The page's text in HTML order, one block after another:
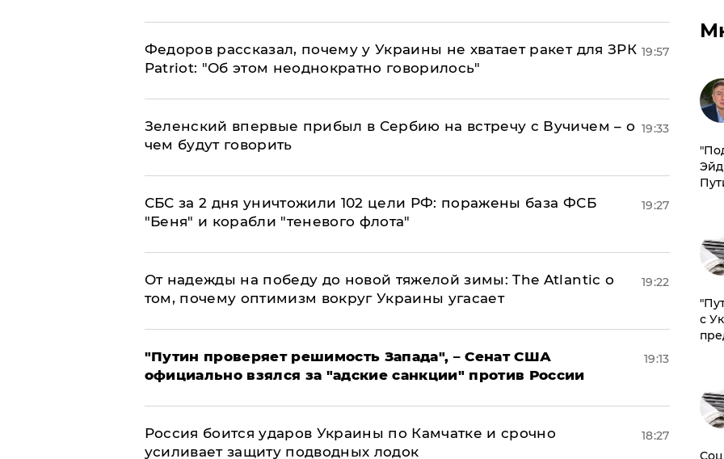
Федоров рассказал, почему у Украины не хватает ракет для ЗРК
Patriot: "Об этом неоднократно говорилось"
19:57
Зеленский впервые прибыл в Сербию на встречу с Вучичем – о
чем будут говорить
19:33
СБС за 2 дня уничтожили 102 цели РФ: поражены база ФСБ
"Беня" и корабли "теневого флота"
19:27
От надежды на победу до новой тяжелой зимы: The Atlantic о
том, почему оптимизм вокруг Украины угасает
19:22
"Путин проверяет решимость Запада", – Сенат США
официально взялся за "адские санкции" против России
19:13
Россия боится ударов Украины по Камчатке и срочно
усиливает защиту подводных лодок
18:27
с